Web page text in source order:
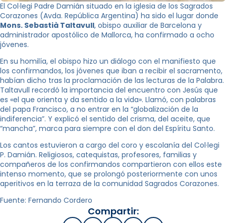
El Col·legi Padre Damián situado en la iglesia de los Sagrados
Corazones (Avda. República Argentina) ha sido el lugar donde
Mons. Sebastià Taltavull, obispo auxiliar de Barcelona y
administrador apostólico de Mallorca, ha confirmado a ocho
jóvenes.
En su homilía, el obispo hizo un diálogo con el manifiesto que
los confirmandos, los jóvenes que iban a recibir el sacramento,
habían dicho tras la proclamación de las lecturas de la Palabra.
Taltavull recordó la importancia del encuentro con Jesús que
es «el que orienta y da sentido a la vida». Llamó, con palabras
del papa Francisco, a no entrar en la “globalización de la
indiferencia”. Y explicó el sentido del crisma, del aceite, que
“mancha”, marca para siempre con el don del Espíritu Santo.
Los cantos estuvieron a cargo del coro y escolanía del Col·legi
P. Damián. Religiosos, catequistas, profesores, familias y
compañeros de los confirmandos compartieron con ellos este
intenso momento, que se prolongó posteriormente con unos
aperitivos en la terraza de la comunidad Sagrados Corazones.
Fuente: Fernando Cordero
Compartir: